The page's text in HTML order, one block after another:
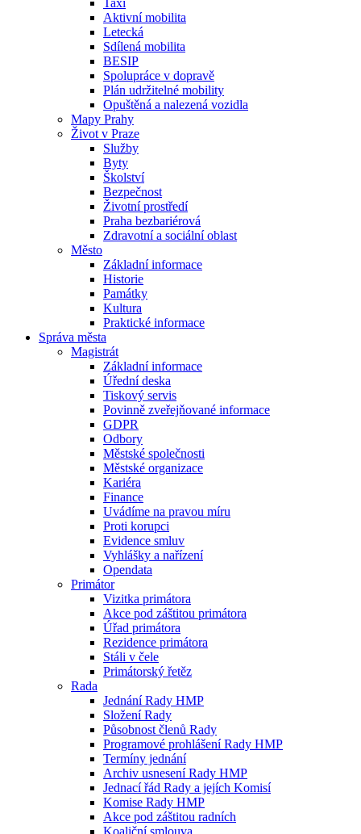
Taxi
Aktivní mobilita
Letecká
Sdílená mobilita
BESIP
Spolupráce v dopravě
Plán udržitelné mobility
Opuštěná a nalezená vozidla
Mapy Prahy
Život v Praze
Služby
Byty
Školství
Bezpečnost
Životní prostředí
Praha bezbariérová
Zdravotní a sociální oblast
Město
Základní informace
Historie
Památky
Kultura
Praktické informace
Správa města
Magistrát
Základní informace
Úřední deska
Tiskový servis
Povinně zveřejňované informace
GDPR
Odbory
Městské společnosti
Městské organizace
Kariéra
Finance
Uvádíme na pravou míru
Proti korupci
Evidence smluv
Vyhlášky a nařízení
Opendata
Primátor
Vizitka primátora
Akce pod záštitou primátora
Úřad primátora
Rezidence primátora
Stáli v čele
Primátorský řetěz
Rada
Jednání Rady HMP
Složení Rady
Působnost členů Rady
Programové prohlášení Rady HMP
Termíny jednání
Archiv usnesení Rady HMP
Jednací řád Rady a jejích Komisí
Komise Rady HMP
Akce pod záštitou radních
Koaliční smlouva